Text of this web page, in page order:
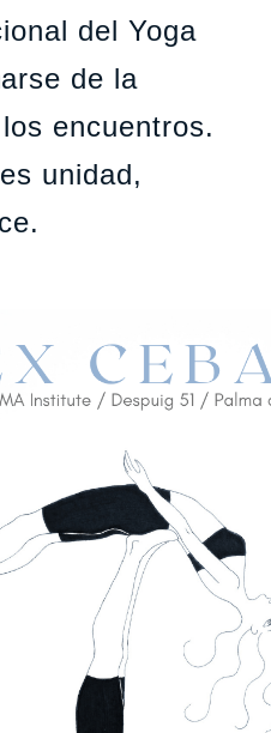
del Yoga
de la
encuentros.
unidad,